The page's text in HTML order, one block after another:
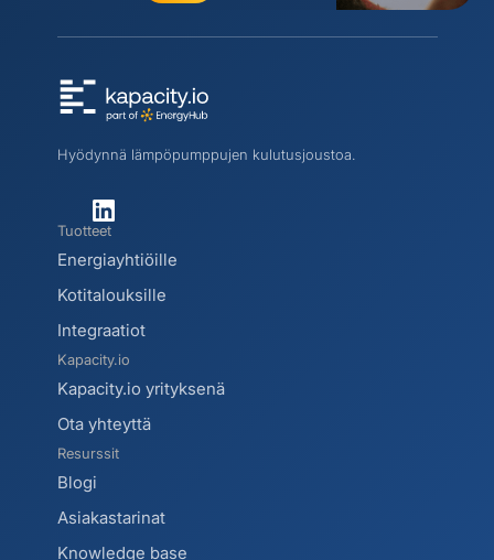
Hyödynnä lämpöpumppujen kulutusjoustoa.
Tuotteet
Energiayhtiöille
Kotitalouksille
Integraatiot
Kapacity.io
Kapacity.io yrityksenä
Ota yhteyttä
Resurssit
Blogi
Asiakastarinat
Knowledge base